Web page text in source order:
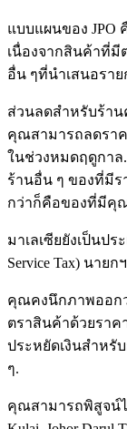
แบบแผนของ
เนื่องจากสินค้าที่มี
อื่น ๆที่นำเสนอรา
ส่วนลดสำหรับร้าน
คุณสามารถลดราค
ในช่วงหมดฤดูกา
ร้านอื่น ๆ ของที่มี
กว่าก็คือของที่มีคุณ
มาเลเซียยังเป็นปร
Service Tax) นาย
คุณคงนึกภาพออก
ตราสินค้าด้วยรา
ประหยัดเงินสำหรั
ๆ.
คุณสามารถพิสูจน์ไ